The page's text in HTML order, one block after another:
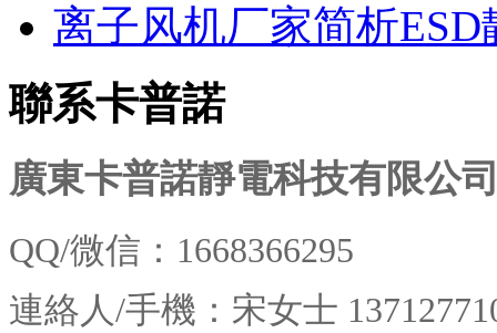
离子风机厂家简析ESD
聯系卡普諾
廣東卡普諾靜電科技有限公
QQ/微信：1668366295
連絡人/手機：宋女士